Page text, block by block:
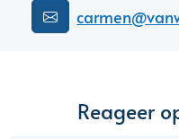
Reageer